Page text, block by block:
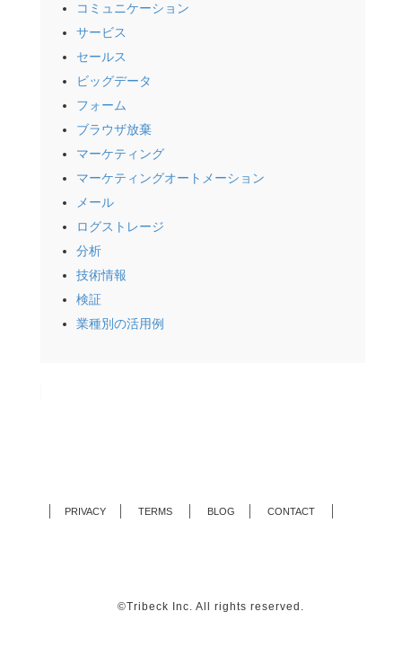
コミュニケーション
サービス
セールス
ビッグデータ
フォーム
ブラウザ放棄
マーケティング
マーケティングオートメーション
メール
ログストレージ
分析
技術情報
検証
業種別の活用例
PRIVACY TERMS BLOG CONTACT
©Tribeck Inc. All rights reserved.